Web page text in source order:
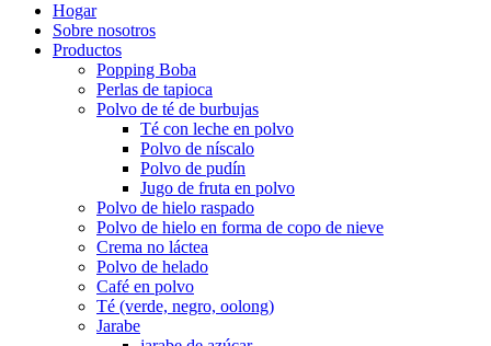
Hogar
Sobre nosotros
Productos
Popping Boba
Perlas de tapioca
Polvo de té de burbujas
Té con leche en polvo
Polvo de níscalo
Polvo de pudín
Jugo de fruta en polvo
Polvo de hielo raspado
Polvo de hielo en forma de copo de nieve
Crema no láctea
Polvo de helado
Café en polvo
Té (verde, negro, oolong)
Jarabe